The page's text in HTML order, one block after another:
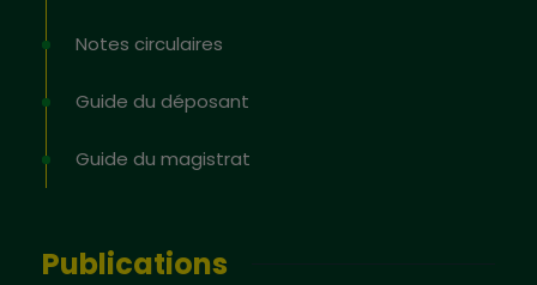
Notes circulaires
Guide du déposant
Guide du magistrat
Publications